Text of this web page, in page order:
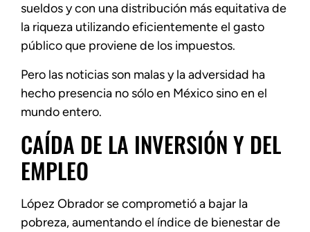
sueldos y con una distribución más equitativa de
la riqueza utilizando eficientemente el gasto
público que proviene de los impuestos.
Pero las noticias son malas y la adversidad ha
hecho presencia no sólo en México sino en el
mundo entero.
CAÍDA DE LA INVERSIÓN Y DEL
EMPLEO
López Obrador se comprometió a bajar la
pobreza, aumentando el índice de bienestar de